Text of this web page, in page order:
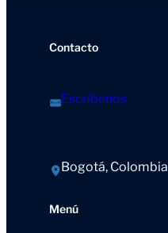
Contacto
Escríbenos
Bogotá, Colombia
Menú